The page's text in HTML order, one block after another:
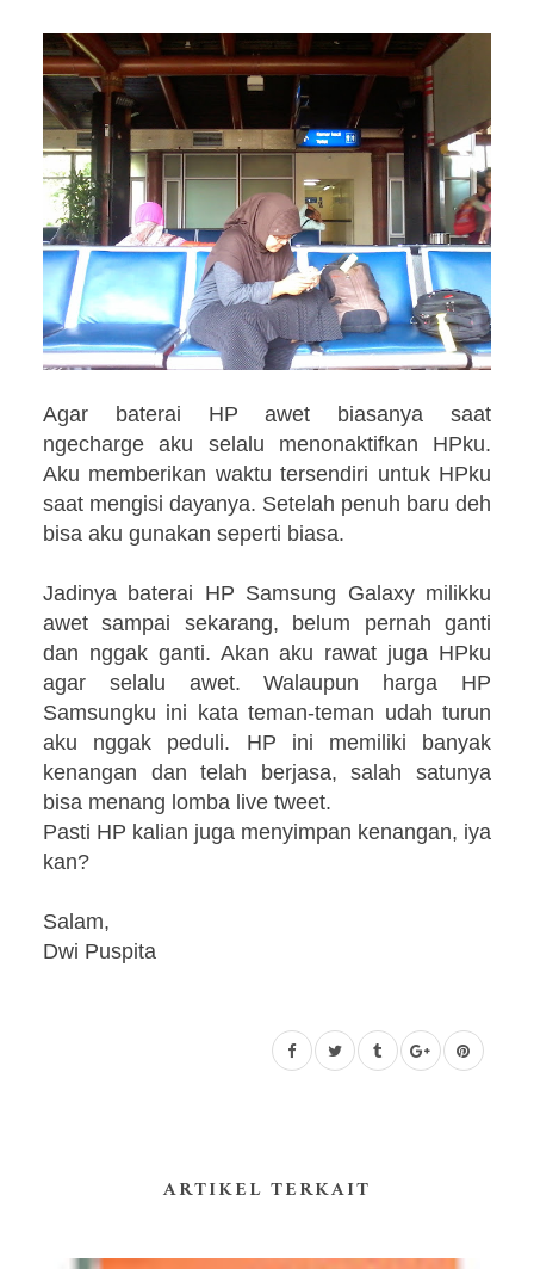
Agar baterai HP awet biasanya saat
ngecharge aku selalu menonaktifkan HPku.
Aku memberikan waktu tersendiri untuk HPku
saat mengisi dayanya. Setelah penuh baru deh
bisa aku gunakan seperti biasa.
Jadinya baterai HP Samsung Galaxy milikku
awet sampai sekarang, belum pernah ganti
dan nggak ganti. Akan aku rawat juga HPku
agar selalu awet. Walaupun harga HP
Samsungku ini kata teman-teman udah turun
aku nggak peduli. HP ini memiliki banyak
kenangan dan telah berjasa, salah satunya
bisa menang lomba live tweet.
Pasti HP kalian juga menyimpan kenangan, iya
kan?
Salam,
Dwi Puspita
ARTIKEL TERKAIT